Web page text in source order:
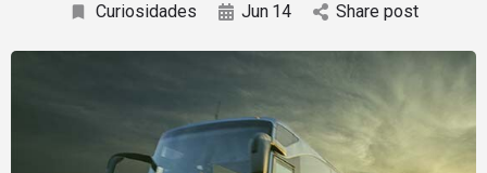
Curiosidades Jun 14 Share post